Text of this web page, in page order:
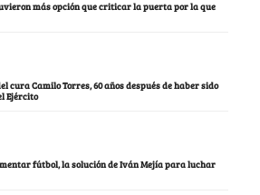
más opción que criticar la puerta por la que
cura Camilo Torres, 60 años después de haber sido
Ejército
fútbol, la solución de Iván Mejía para luchar